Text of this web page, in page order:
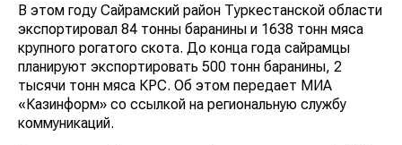
В этом году Сайрамский район Туркестанской области
экспортировал 84 тонны баранины и 1638 тонн мяса
крупного рогатого скота. До конца года сайрамцы
планируют экспортировать 500 тонн баранины, 2
тысячи тонн мяса КРС. Об этом передает МИА
«Казинформ» со ссылкой на региональную службу
коммуникаций.